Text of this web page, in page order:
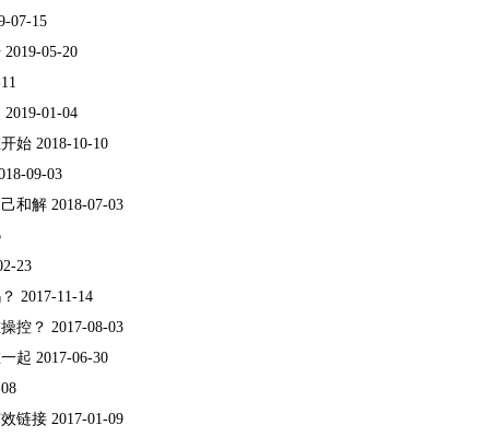
07-15
2019-05-20
2019-01-04
始 2018-10-10
09-03
和解 2018-07-03
23
2017-11-14
控？ 2017-08-03
起 2017-06-30
链接 2017-01-09